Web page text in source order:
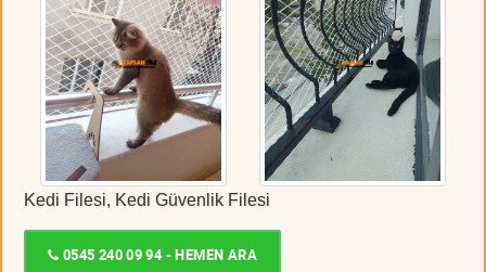
Kedi Filesi, Kedi Güvenlik Filesi
0545 240 09 94 - HEMEN ARA